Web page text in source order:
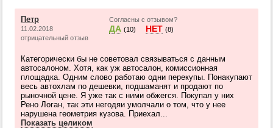
Петр
11.02.2018
отрицательный отзыв
Согласны с отзывом?
ДА (10) НЕТ (8)
Категорически бы не советовал связываться с данным
автосалоном. Хотя, как уж автосалон, комиссионная
площадка. Одним слово работаю одни перекупы. Понакупают
весь автохлам по дешевки, подшаманят и продают по
рыночной цене. Я уже так с ними обжегся. Покупал у них
Рено Логан, так эти негодяи умолчали о том, что у нее
нарушена геометрия кузова. Приехал...
Показать целиком